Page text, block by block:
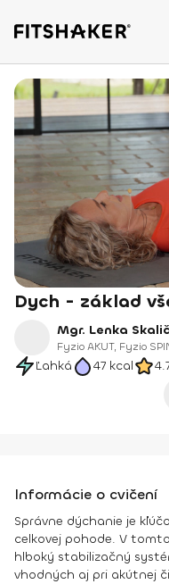
Dych - základ
Mgr. Lenka
Fyzio AKUT, Fyzio
Ľahká 47 kcal
Informácie o cvičení
Správne dýchanie je
celkovej pohode. V
hlboký stabilizačný
vhodných aj pri akútnej